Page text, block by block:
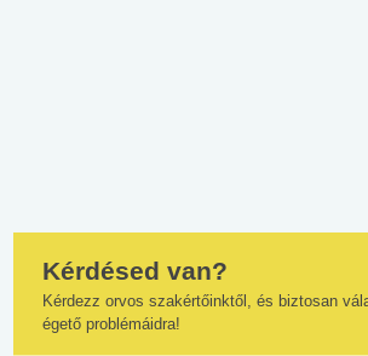
Kérdésed van?
Kérdezz orvos szakértőinktől, és biztosan
égető problémáidra!